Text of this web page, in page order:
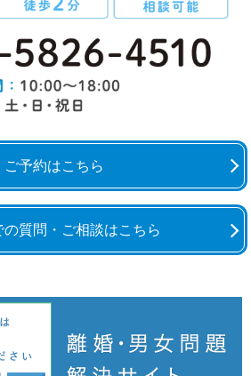
ご予約はこちら
の質問・ご相談はこちら